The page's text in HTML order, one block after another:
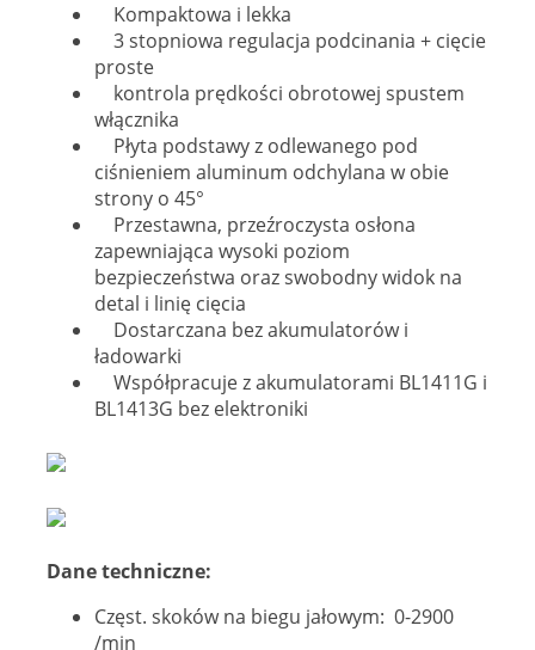
Kompaktowa i lekka
3 stopniowa regulacja podcinania + cięcie
proste
kontrola prędkości obrotowej spustem
włącznika
Płyta podstawy z odlewanego pod
ciśnieniem aluminum odchylana w obie
strony o 45°
Przestawna, przeźroczysta osłona
zapewniająca wysoki poziom
bezpieczeństwa oraz swobodny widok na
detal i linię cięcia
Dostarczana bez akumulatorów i
ładowarki
Współpracuje z akumulatorami BL1411G i
BL1413G bez elektroniki
Dane techniczne:
Częst. skoków na biegu jałowym: 0-2900
/min